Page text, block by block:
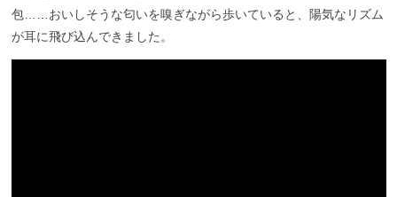
包……おいしそうな匂いを嗅ぎながら歩いていると、陽気なリズム
が耳に飛び込んできました。